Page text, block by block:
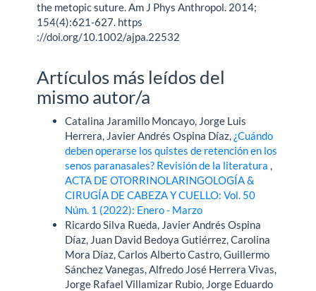
the metopic suture. Am J Phys Anthropol. 2014;
154(4):621-627. https
://doi.org/10.1002/ajpa.22532
Artículos más leídos del
mismo autor/a
Catalina Jaramillo Moncayo, Jorge Luis
Herrera, Javier Andrés Ospina Díaz, ¿Cuándo
deben operarse los quistes de retención en los
senos paranasales? Revisión de la literatura,
ACTA DE OTORRINOLARINGOLOGÍA &
CIRUGÍA DE CABEZA Y CUELLO: Vol. 50
Núm. 1 (2022): Enero - Marzo
Ricardo Silva Rueda, Javier Andrés Ospina
Díaz, Juan David Bedoya Gutiérrez, Carolina
Mora Díaz, Carlos Alberto Castro, Guillermo
Sánchez Vanegas, Alfredo José Herrera Vivas,
Jorge Rafael Villamizar Rubio, Jorge Eduardo